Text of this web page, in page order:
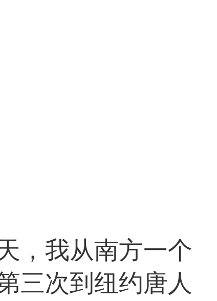
，我从南方一个
三次到纽约唐人